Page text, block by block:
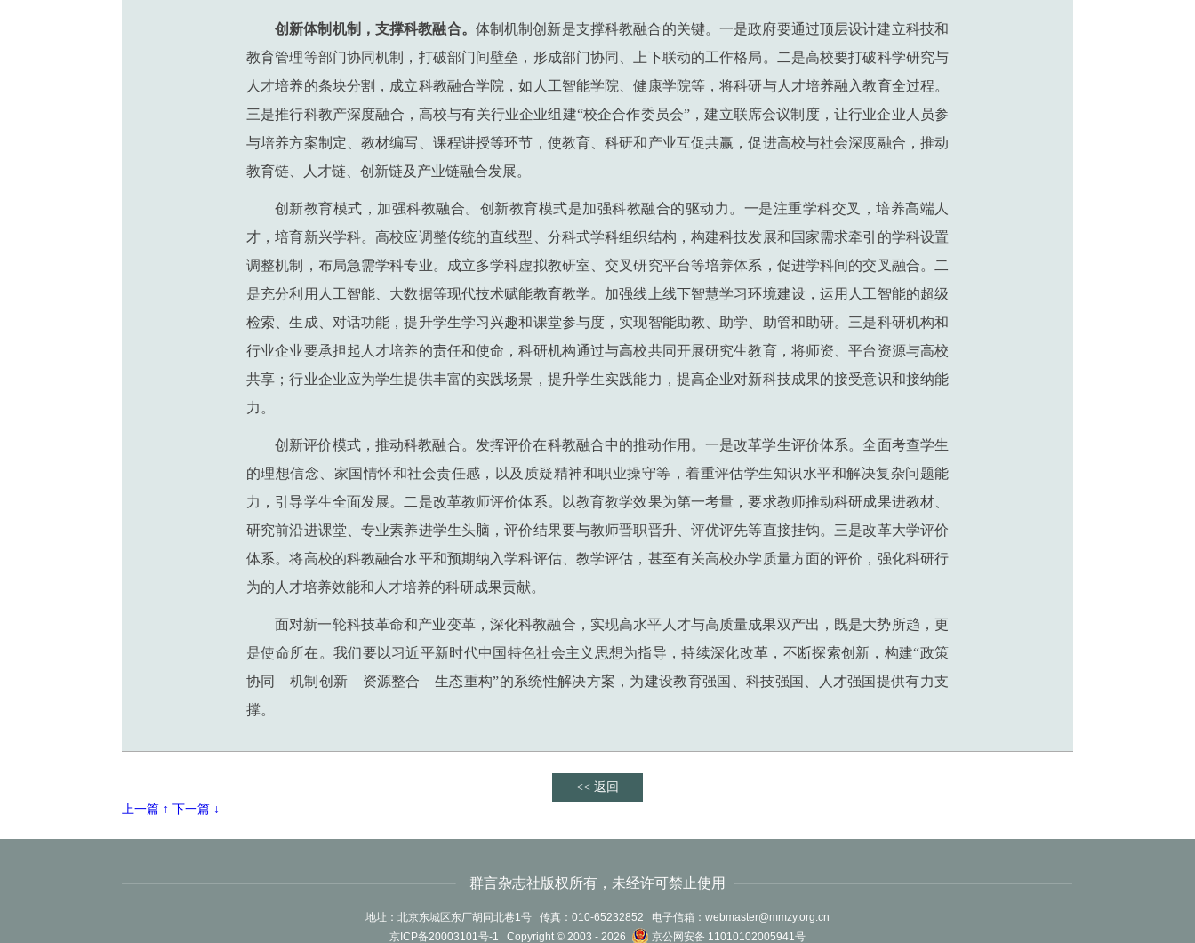
创新体制机制，支撑科教融合。 体制机制创新是支撑科教融合的关键。一是政府要通过顶层设计建立科技和
教育管理等部门协同机制，打破部门间壁垒，形成部门协同、上下联动的工作格局。二是高校要打破科学研究与
人才培养的条块分割，成立科教融合学院，如人工智能学院、健康学院等，将科研与人才培养融入教育全过程。
三是推行科教产深度融合，高校与有关行业企业组建“校企合作委员会”，建立联席会议制度，让行业企业人员参
与培养方案制定、教材编写、课程讲授等环节，使教育、科研和产业互促共赢，促进高校与社会深度融合，推动
教育链、人才链、创新链及产业链融合发展。
创新教育模式，加强科教融合。创新教育模式是加强科教融合的驱动力。一是注重学科交叉，培养高端人
才，培育新兴学科。高校应调整传统的直线型、分科式学科组织结构，构建科技发展和国家需求牵引的学科设置
调整机制，布局急需学科专业。成立多学科虚拟教研室、交叉研究平台等培养体系，促进学科间的交叉融合。二
是充分利用人工智能、大数据等现代技术赋能教育教学。加强线上线下智慧学习环境建设，运用人工智能的超级
检索、生成、对话功能，提升学生学习兴趣和课堂参与度，实现智能助教、助学、助管和助研。三是科研机构和
行业企业要承担起人才培养的责任和使命，科研机构通过与高校共同开展研究生教育，将师资、平台资源与高校
共享；行业企业应为学生提供丰富的实践场景，提升学生实践能力，提高企业对新科技成果的接受意识和接纳能
力。
创新评价模式， 推动科教融合。发挥评价在科教融合中的推动作用。一是改革学生评价体系。全面考查学生
的理想信念、家国情怀和社会责任感，以及质疑精神和职业操守等，着重评估学生知识水平和解决复杂问题能
力，引导学生全面发展。二是改革教师评价体系。以教育教学效果为第一考量，要求教师推动科研成果进教材、
研究前沿进课堂、专业素养进学生头脑，评价结果要与教师晋职晋升、评优评先等直接挂钩。三是改革大学评价
体系。将高校的科教融合水平和预期纳入学科评估、教学评估，甚至有关高校办学质量方面的评价，强化科研行
为的人才培养效能和人才培养的科研成果贡献。
面对新一轮科技革命和产业变革，深化科教融合，实现高水平人才与高质量成果双产出，既是大势所趋，更
是使命所在。我们要以习近平新时代中国特色社会主义思想为指导，持续深化改革，不断探索创新，构建“政策
协同—机制创新—资源整合—生态重构”的系统性解决方案，为建设教育强国、科技强国、人才强国提供有力支
撑。
<< 返回
上一篇 ↑ 下一篇 ↓
群言杂志社版权所有，未经许可禁止使用
地址：北京东城区东厂胡同北巷1号 传真：010-65232852 电子信箱： webmaster@mmzy.org.cn
京ICP备20003101号-1 Copyright © 2003 - 2026 京公网安备 11010102005941号